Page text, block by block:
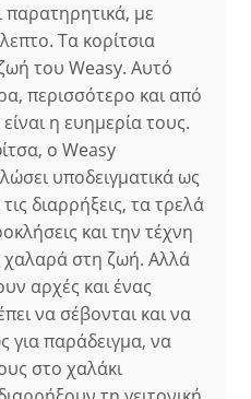
παρατηρητικά, με
Τα κορίτσια
του Weasy. Αυτό
περισσότερο και από
η ευημερία τους.
ο Weasy
υποδειγματικά ως
διαρρήξεις, τα τρελά
και την τέχνη
χαλαρά στη ζωή. Αλλά
αρχές και ένας
να σέβονται και να
για παράδειγμα, να
στο χαλάκι